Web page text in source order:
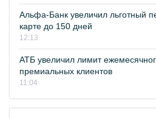
Альфа-Банк увеличил льготный
карте до 150 дней
12:13
АТБ увеличил лимит
премиальных клиентов
11:04